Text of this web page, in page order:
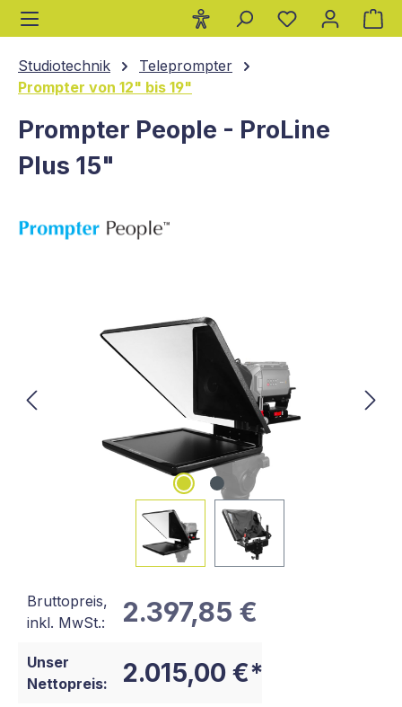
springen
Studiotechnik
Teleprompter
Prompter von 12" bis 19"
Prompter People - ProLine
Plus 15"
Bruttopreis,
inkl. MwSt.:
2.397,85 €
Unser
Nettopreis:
2.015,00 €*